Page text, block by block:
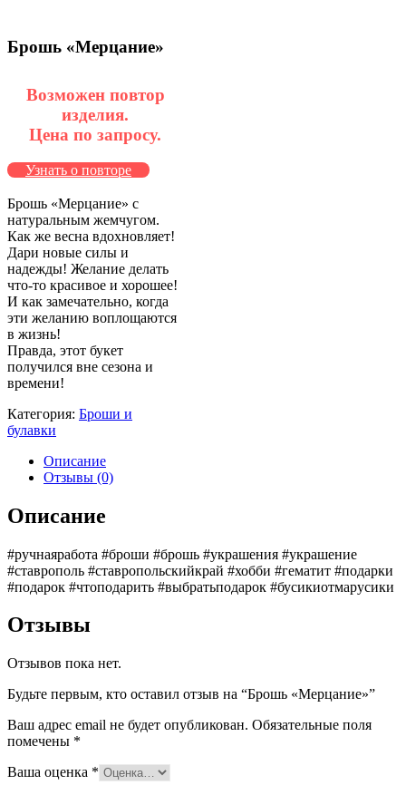
Брошь «Мерцание»
Возможен повтор
изделия.
Цена по запросу.
Узнать о повторе
Брошь «Мерцание» с
натуральным жемчугом.
Как же весна вдохновляет!
Дари новые силы и
надежды! Желание делать
что-то красивое и хорошее!
И как замечательно, когда
эти желанию воплощаются
в жизнь!
Правда, этот букет
получился вне сезона и
времени!
Категория: Броши и
булавки
Описание
Отзывы (0)
Описание
#ручнаяработа #броши #брошь #украшения #украшение
#ставрополь #ставропольскийкрай #хобби #гематит #подарки
#подарок #чтоподарить #выбратьподарок #бусикиотмарусики
Отзывы
Отзывов пока нет.
Будьте первым, кто оставил отзыв на “Брошь «Мерцание»”
Ваш адрес email не будет опубликован. Обязательные поля
помечены *
Ваша оценка *